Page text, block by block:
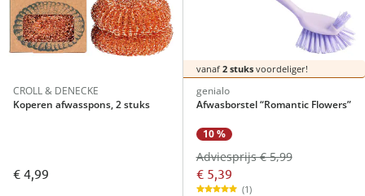
CROLL & DENECKE
Koperen afwasspons, 2 stuks
€ 4,99
vanaf 2 stuksvoordeliger!
genialo
Afwasborstel “Romantic Flowers”
10 %
€ 5,39
Adviesprijs € 5,99
(1)